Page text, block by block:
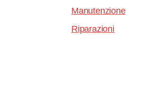
Manutenzione
Riparazioni